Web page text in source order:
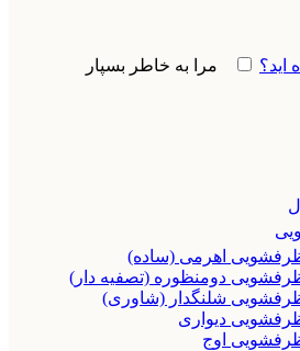
اید؟ مرا به خاطر بسپار
اهرمی (ساده)
دومنظوره (تصفیه دار)
شلنگدار (شاوری)
دیواری
اوج